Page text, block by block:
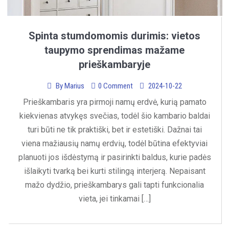
Spinta stumdomomis durimis: vietos
taupymo sprendimas mažame
prieškambaryje
By Marius 0 Comment 2024-10-22
Prieškambaris yra pirmoji namų erdvė, kurią pamato
kiekvienas atvykęs svečias, todėl šio kambario baldai
turi būti ne tik praktiški, bet ir estetiški. Dažnai tai
viena mažiausių namų erdvių, todėl būtina efektyviai
planuoti jos išdėstymą ir pasirinkti baldus, kurie padės
išlaikyti tvarką bei kurti stilingą interjerą. Nepaisant
mažo dydžio, prieškambarys gali tapti funkcionalia
vieta, jei tinkamai […]